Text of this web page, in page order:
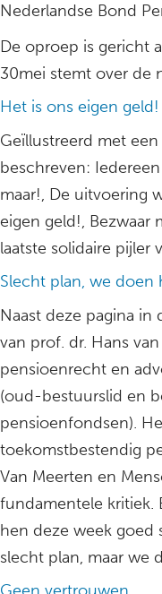
Nederlandse Bond
De oproep is gericht
30mei stemt over de
Het is ons eigen geld!
Geïllustreerd met
beschreven:
maar!, De uitvoering
eigen geld!, Bezwaar
laatste solidaire pijler
Slecht plan, we doen
Naast deze pagina in
van prof. dr. Hans
pensioenrecht en
(oud-bestuurslid en
pensioenfondsen).
toekomstbestendig
Van Meerten en
fundamentele kritiek.
hen deze week goed
slecht plan, maar we